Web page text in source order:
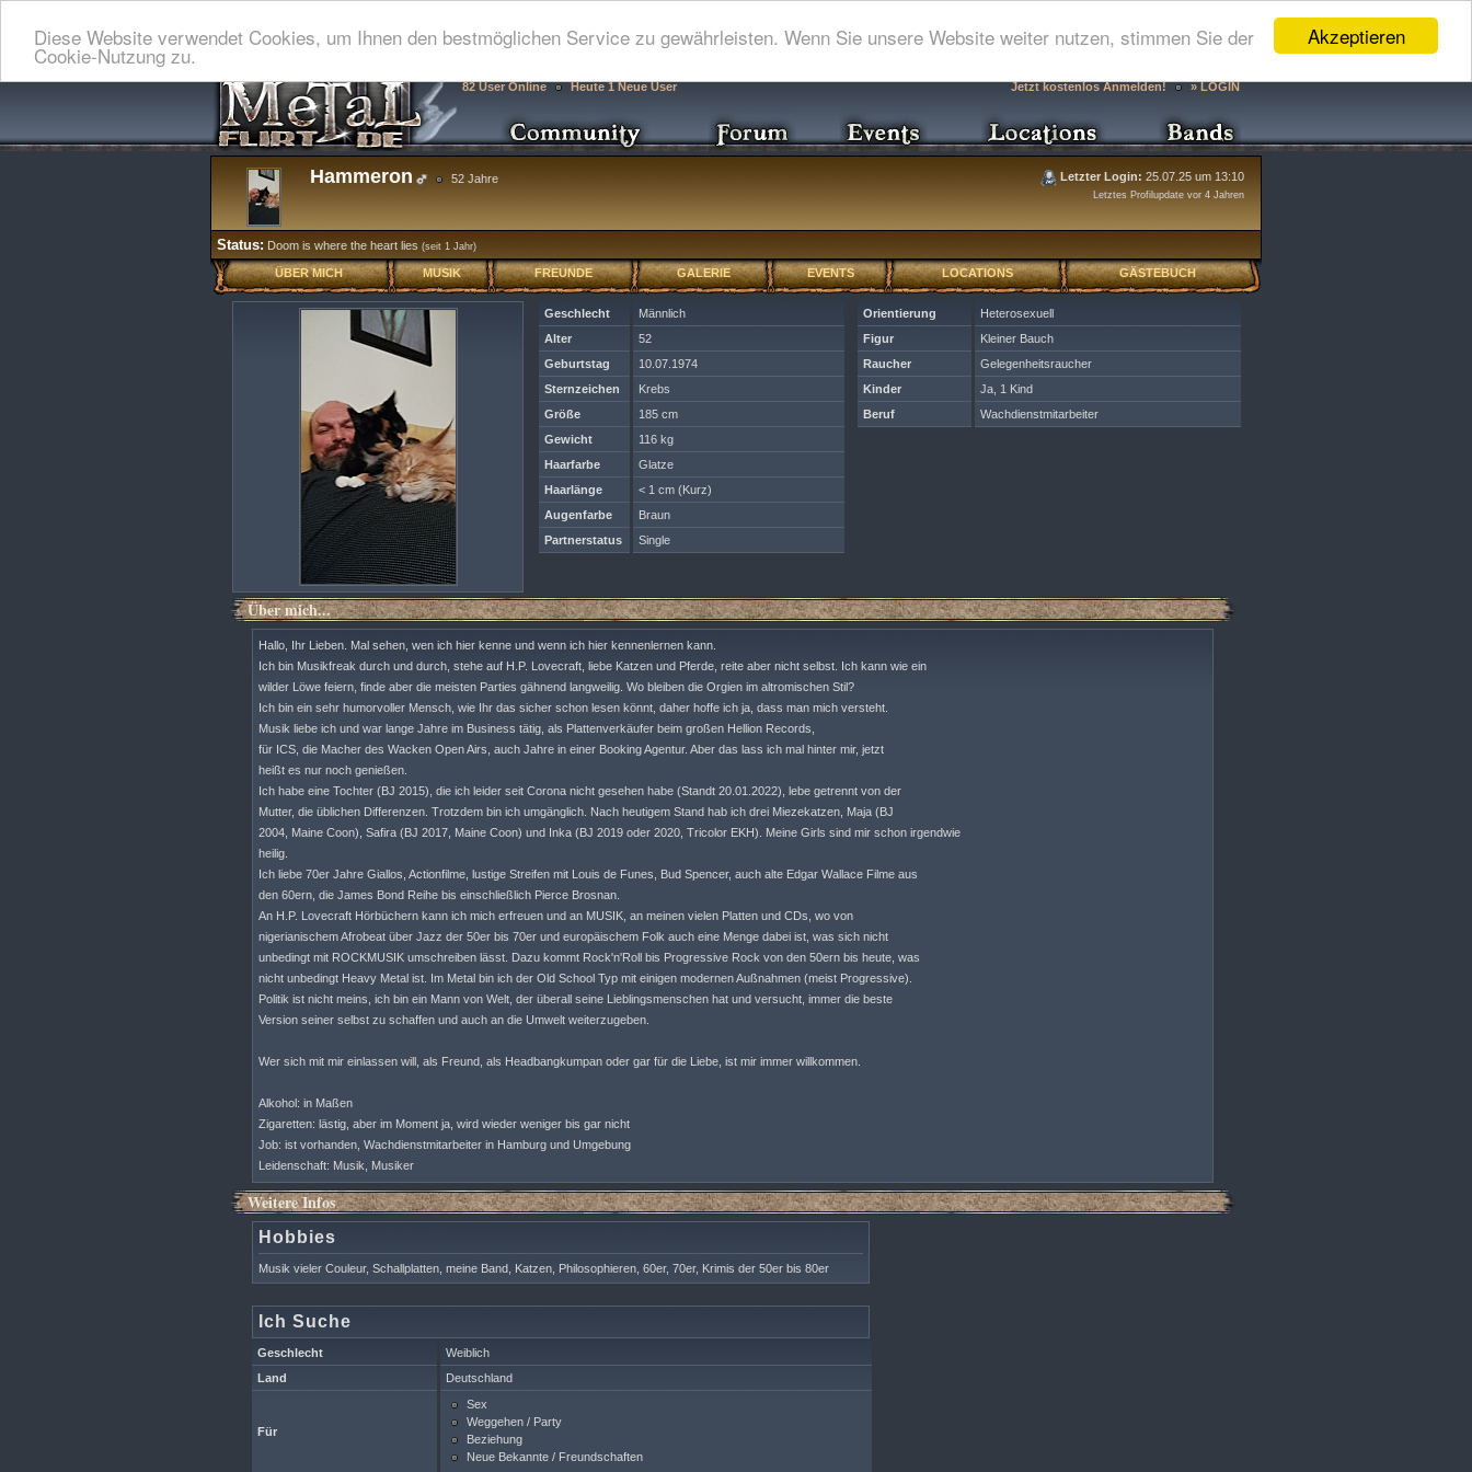
Akzeptieren
Diese Website verwendet Cookies, um Ihnen den bestmöglichen Service zu gewährleisten. Wenn Sie unsere Website weiter nutzen, stimmen Sie der
Cookie-Nutzung zu.
82 User Online Heute 1 Neue User Jetzt kostenlos Anmelden! » LOGIN
Hammeron 52 Jahre Letzter Login: 25.07.25 um 13:10
Letztes Profilupdate vor 4 Jahren
Status: Doom is where the heart lies (seit 1 Jahr)
ÜBER MICH MUSIK FREUNDE GALERIE EVENTS LOCATIONS GÄSTEBUCH
Orientierung
Heterosexuell
Figur
Kleiner Bauch
Raucher
Gelegenheitsraucher
Kinder
Ja, 1 Kind
Beruf
Wachdienstmitarbeiter
Geschlecht
Männlich
Alter
52
Geburtstag
10.07.1974
Sternzeichen
Krebs
Größe
185 cm
Gewicht
116 kg
Haarfarbe
Glatze
Haarlänge
< 1 cm (Kurz)
Augenfarbe
Braun
Partnerstatus
Single
Über mich...
Hallo, Ihr Lieben. Mal sehen, wen ich hier kenne und wenn ich hier kennenlernen kann.
Ich bin Musikfreak durch und durch, stehe auf H.P. Lovecraft, liebe Katzen und Pferde, reite aber nicht selbst. Ich kann wie ein
wilder Löwe feiern, finde aber die meisten Parties gähnend langweilig. Wo bleiben die Orgien im altromischen Stil?
Ich bin ein sehr humorvoller Mensch, wie Ihr das sicher schon lesen könnt, daher hoffe ich ja, dass man mich versteht.
Musik liebe ich und war lange Jahre im Business tätig, als Plattenverkäufer beim großen Hellion Records,
für ICS, die Macher des Wacken Open Airs, auch Jahre in einer Booking Agentur. Aber das lass ich mal hinter mir, jetzt
heißt es nur noch genießen.
Ich habe eine Tochter (BJ 2015), die ich leider seit Corona nicht gesehen habe (Standt 20.01.2022), lebe getrennt von der
Mutter, die üblichen Differenzen. Trotzdem bin ich umgänglich. Nach heutigem Stand hab ich drei Miezekatzen, Maja (BJ
2004, Maine Coon), Safira (BJ 2017, Maine Coon) und Inka (BJ 2019 oder 2020, Tricolor EKH). Meine Girls sind mir schon irgendwie
heilig.
Ich liebe 70er Jahre Giallos, Actionfilme, lustige Streifen mit Louis de Funes, Bud Spencer, auch alte Edgar Wallace Filme aus
den 60ern, die James Bond Reihe bis einschließlich Pierce Brosnan.
An H.P. Lovecraft Hörbüchern kann ich mich erfreuen und an MUSIK, an meinen vielen Platten und CDs, wo von
nigerianischem Afrobeat über Jazz der 50er bis 70er und europäischem Folk auch eine Menge dabei ist, was sich nicht
unbedingt mit ROCKMUSIK umschreiben lässt. Dazu kommt Rock'n'Roll bis Progressive Rock von den 50ern bis heute, was
nicht unbedingt Heavy Metal ist. Im Metal bin ich der Old School Typ mit einigen modernen Außnahmen (meist Progressive).
Politik ist nicht meins, ich bin ein Mann von Welt, der überall seine Lieblingsmenschen hat und versucht, immer die beste
Version seiner selbst zu schaffen und auch an die Umwelt weiterzugeben.
Wer sich mit mir einlassen will, als Freund, als Headbangkumpan oder gar für die Liebe, ist mir immer willkommen.
Alkohol: in Maßen
Zigaretten: lästig, aber im Moment ja, wird wieder weniger bis gar nicht
Job: ist vorhanden, Wachdienstmitarbeiter in Hamburg und Umgebung
Leidenschaft: Musik, Musiker
Weitere Infos
Hobbies
Musik vieler Couleur, Schallplatten, meine Band, Katzen, Philosophieren, 60er, 70er, Krimis der 50er bis 80er
Ich Suche
Geschlecht
Weiblich
Land
Deutschland
Für
Sex
Weggehen / Party
Beziehung
Neue Bekannte / Freundschaften